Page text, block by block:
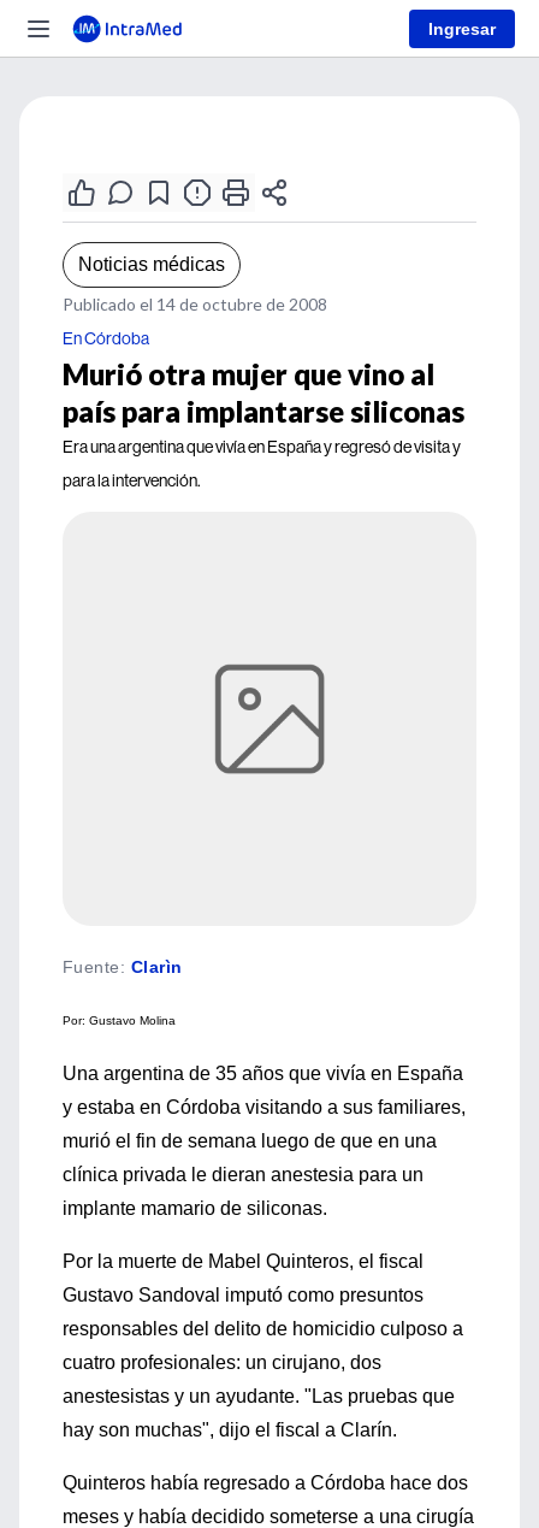
Ingresar
Noticias médicas
Publicado el 14 de octubre de 2008
En Córdoba
Murió otra mujer que vino al
país para implantarse siliconas
Era una argentina que vivía en España y regresó de visita y
para la intervención.
Fuente: Clarìn
Por: Gustavo Molina
Una argentina de 35 años que vivía en España
y estaba en Córdoba visitando a sus familiares,
murió el fin de semana luego de que en una
clínica privada le dieran anestesia para un
implante mamario de siliconas.
Por la muerte de Mabel Quinteros, el fiscal
Gustavo Sandoval imputó como presuntos
responsables del delito de homicidio culposo a
cuatro profesionales: un cirujano, dos
anestesistas y un ayudante. "Las pruebas que
hay son muchas", dijo el fiscal a Clarín.
Quinteros había regresado a Córdoba hace dos
meses y había decidido someterse a una cirugía